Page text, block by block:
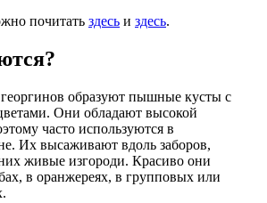
почитать здесь и здесь.
образуют пышные кусты с
Они обладают высокой
часто используются в
Их высаживают вдоль заборов,
живые изгороди. Красиво они
в оранжереях, в групповых или